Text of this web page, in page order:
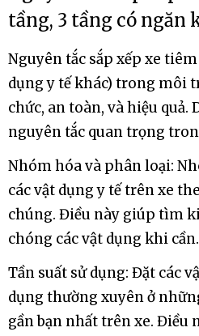
tầng, 3 tầng có ngăn
Nguyên tắc sắp xếp xe
dụng y tế khác) trong môi
chức, an toàn, và hiệu quả.
nguyên tắc quan trọng
Nhóm hóa và phân loại:
các vật dụng y tế trên xe
chúng. Điều này giúp tìm
chóng các vật dụng khi cần.
Tần suất sử dụng: Đặt các
dụng thường xuyên ở
gần bạn nhất trên xe.